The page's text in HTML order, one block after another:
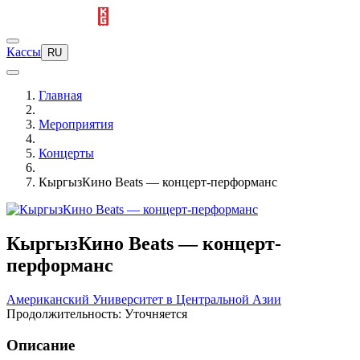
Кассы RU
Главная
Мероприятия
Концерты
КыргызКино Beats — концерт-перформанс
КыргызКино Beats — концерт-
перформанс
Американский Университет в Центральной Азии
Продолжительность: Уточняется
Описание